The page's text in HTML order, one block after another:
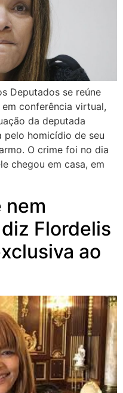
Deputados se reúne
conferência virtual,
da deputada
pelo homicídio de seu
O crime foi no dia
chegou em casa, em
nem
Flordelis
ao